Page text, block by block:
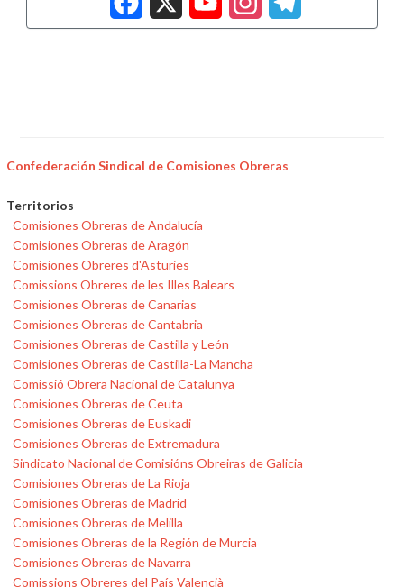
Confederación Sindical de Comisiones Obreras
Territorios
Comisiones Obreras de Andalucía
Comisiones Obreras de Aragón
Comisiones Obreres d'Asturies
Comissions Obreres de les Illes Balears
Comisiones Obreras de Canarias
Comisiones Obreras de Cantabria
Comisiones Obreras de Castilla y León
Comisiones Obreras de Castilla-La Mancha
Comissió Obrera Nacional de Catalunya
Comisiones Obreras de Ceuta
Comisiones Obreras de Euskadi
Comisiones Obreras de Extremadura
Sindicato Nacional de Comisións Obreiras de Galicia
Comisiones Obreras de La Rioja
Comisiones Obreras de Madrid
Comisiones Obreras de Melilla
Comisiones Obreras de la Región de Murcia
Comisiones Obreras de Navarra
Comissions Obreres del País Valencià